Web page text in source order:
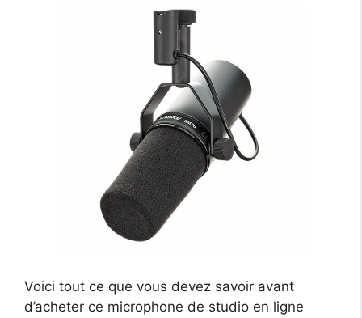
Voici tout ce que vous devez savoir avant
d’acheter ce microphone de studio en ligne